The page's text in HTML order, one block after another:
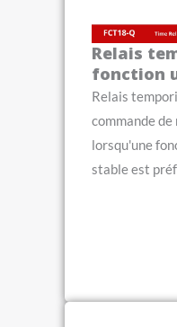
Relais
fonction
Relais
commande
lorsqu'une
stable est